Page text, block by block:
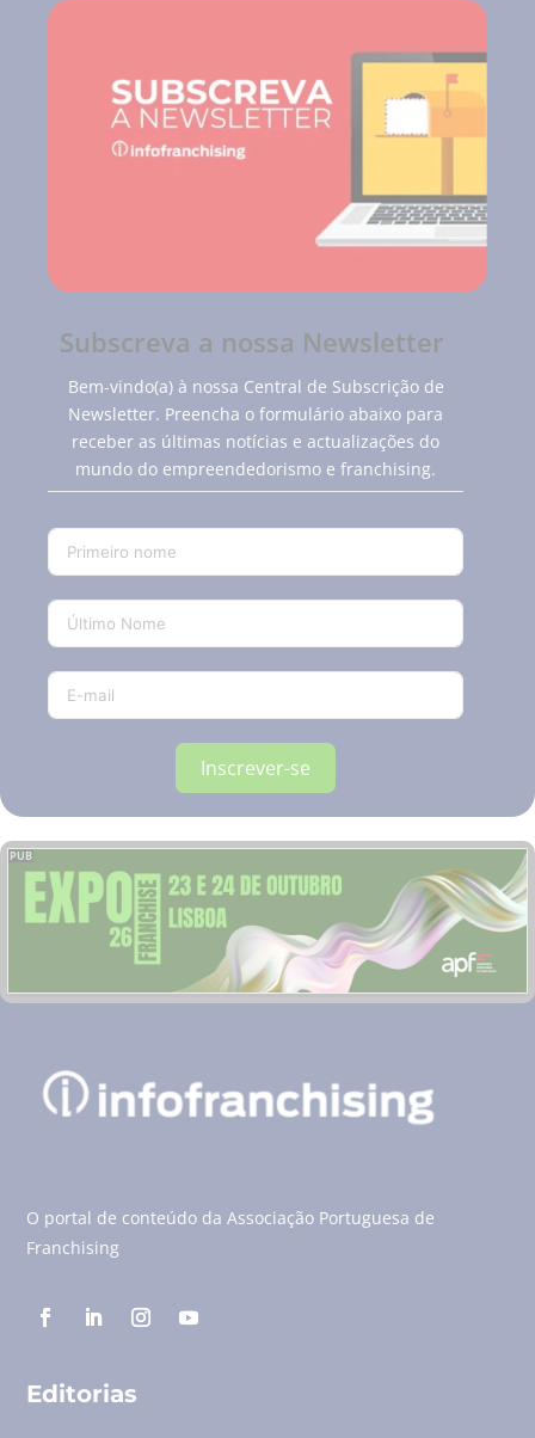
Subscreva a nossa Newsletter
Bem-vindo(a) à nossa Central de Subscrição de
Newsletter. Preencha o formulário abaixo para
receber as últimas notícias e actualizações do
mundo do empreendedorismo e franchising.
Inscrever-se
PUB
O portal de conteúdo da Associação Portuguesa de
Franchising
Editorias